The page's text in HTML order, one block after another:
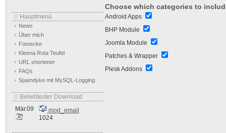
Hauptmenü
News
Über mich
Fotoecke
Kleena Rota Teufel
URL shortener
FAQs
Spamdyke mit MySQL-Logging
Beliebtester Download
Mär.09
mod_email
1024
Choose which categories to
Android Apps
BHP Module
Joomla Module
Patches & Wrapper
Plesk Addons